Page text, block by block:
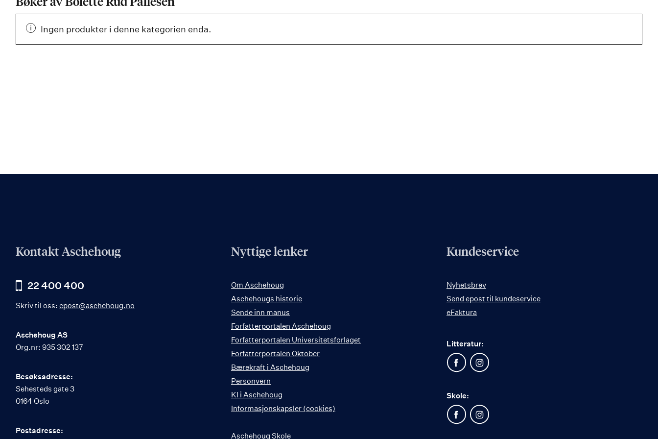
Bøker av Bolette Rud Pallesen
Ingen produkter i denne kategorien enda.
Kontakt Aschehoug
22 400 400
Skriv til oss: epost@aschehoug.no
Aschehoug AS
Org.nr: 935 302 137
Besøksadresse:
Sehesteds gate 3
0164 Oslo
Postadresse:
Nyttige lenker
Om Aschehoug
Aschehougs historie
Sende inn manus
Forfatterportalen Aschehoug
Forfatterportalen Universitetsforlaget
Forfatterportalen Oktober
Bærekraft i Aschehoug
Personvern
KI i Aschehoug
Informasjonskapsler (cookies)
Aschehoug Skole
Kundeservice
Nyhetsbrev
Send epost til kundeservice
eFaktura
Litteratur:
Skole: